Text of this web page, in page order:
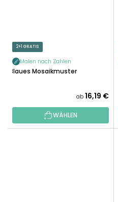
2+1 GRATIS
Malen nach Zahlen
Blaues Mosaikmuster
ab 16,19 €
WÄHLEN